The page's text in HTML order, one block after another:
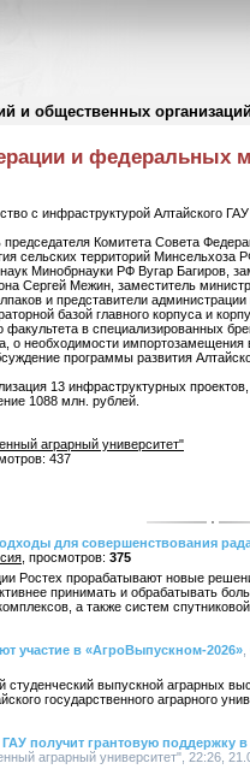
и общественных организаций
и федеральных
с инфраструктурой Алтайского
Комитета Совета
сельских территорий Минсельхоза
Минобрнауки РФ Вугар Багиров,
Сергей Межин, заместитель
и представители администрации
базой главного корпуса и
факультета в специализированных
о необходимости
программы развития
13 инфраструктурных
1088 млн. рублей.
аграрный университет"
437
для совершенствования
375
Ростех прорабатывают новые
принимать и обрабатывать
а также систем
участие в «АгроВыпускном-2026»
студенческий выпускной аграрных
государственного аграрного
получит грантовую поддержку
аграрный университет", 22:26,